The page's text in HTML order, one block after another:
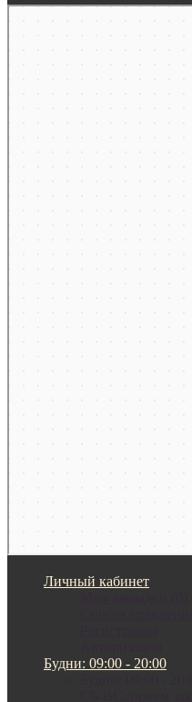
Москва
Личный кабинет
Будни: 09:00 - 20:00